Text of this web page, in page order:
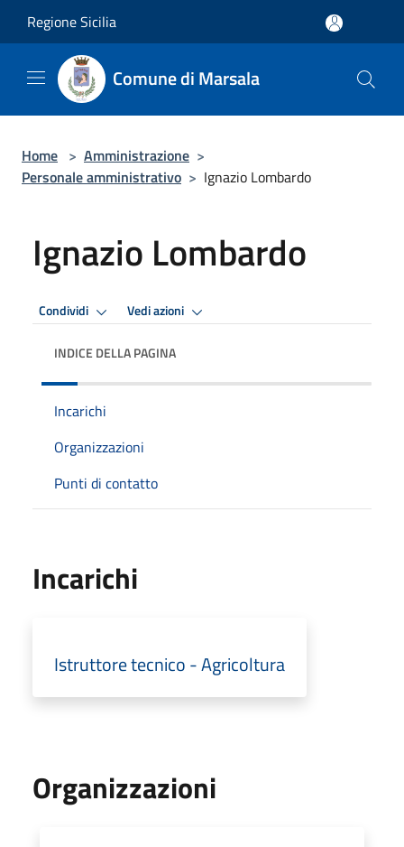
Regione Sicilia
Comune di Marsala
Home > Amministrazione >
Personale amministrativo > Ignazio Lombardo
Ignazio Lombardo
Condividi Vedi azioni
INDICE DELLA PAGINA
Incarichi
Organizzazioni
Punti di contatto
Incarichi
Istruttore tecnico - Agricoltura
Organizzazioni